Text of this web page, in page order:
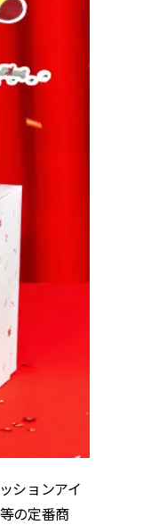
ションアイ
の定番商